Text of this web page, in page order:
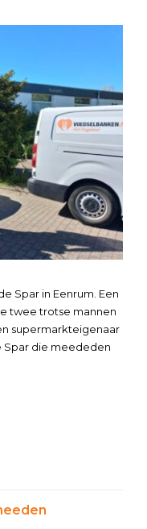
Spar in Eenrum. Een
twee trotse mannen
supermarkteigenaar
Spar die meededen